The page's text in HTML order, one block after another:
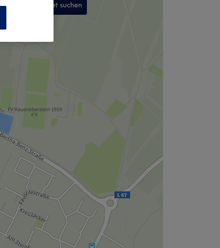
In diesem Gebiet suchen